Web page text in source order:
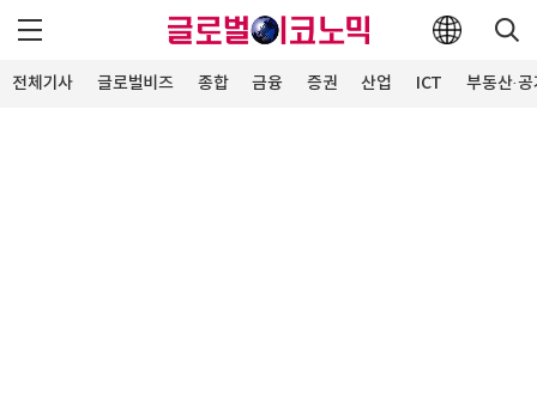
전체기사 글로벌비즈 종합 금융 증권 산업 ICT 부동산·